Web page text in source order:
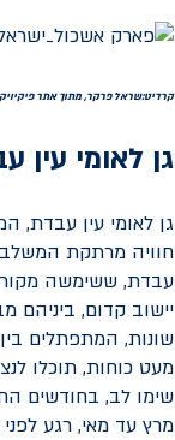
קרדיט:שראל פרקר, מתוך אתר
גן לאומי עין
חוויה מרתקת
עבדת, ששימשה מקור
יישוב קדום, ביניהם
שונות, המתפתלים
מעט כוחות, תוכלו
שימו לב, בחודשים
מרץ עד מאי, רגע